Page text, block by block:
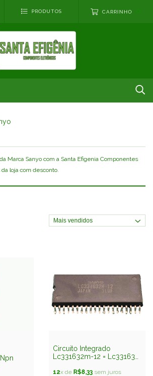
PRODUTOS CARRINHO
Marca Sanyo com a Santa Efigenia Componentes
loja com desconto.
Circuito Integrado
Lc331632m-12 = Lc331632
12x de R$8,33 sem juros